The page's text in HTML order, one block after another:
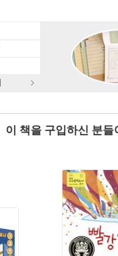
이 책을 구입하신 분